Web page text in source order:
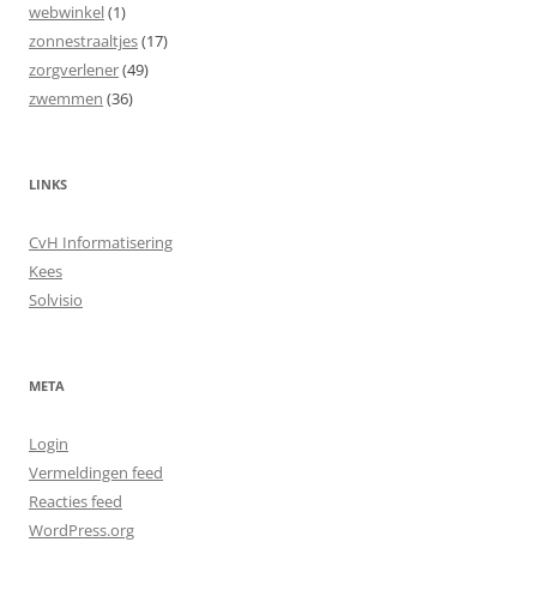
webwinkel(1)
zonnestraaltjes(17)
zorgverlener(49)
zwemmen (36)
LINKS
CvH Informatisering
Kees
Solvisio
META
Login
Vermeldingen feed
Reacties feed
WordPress.org